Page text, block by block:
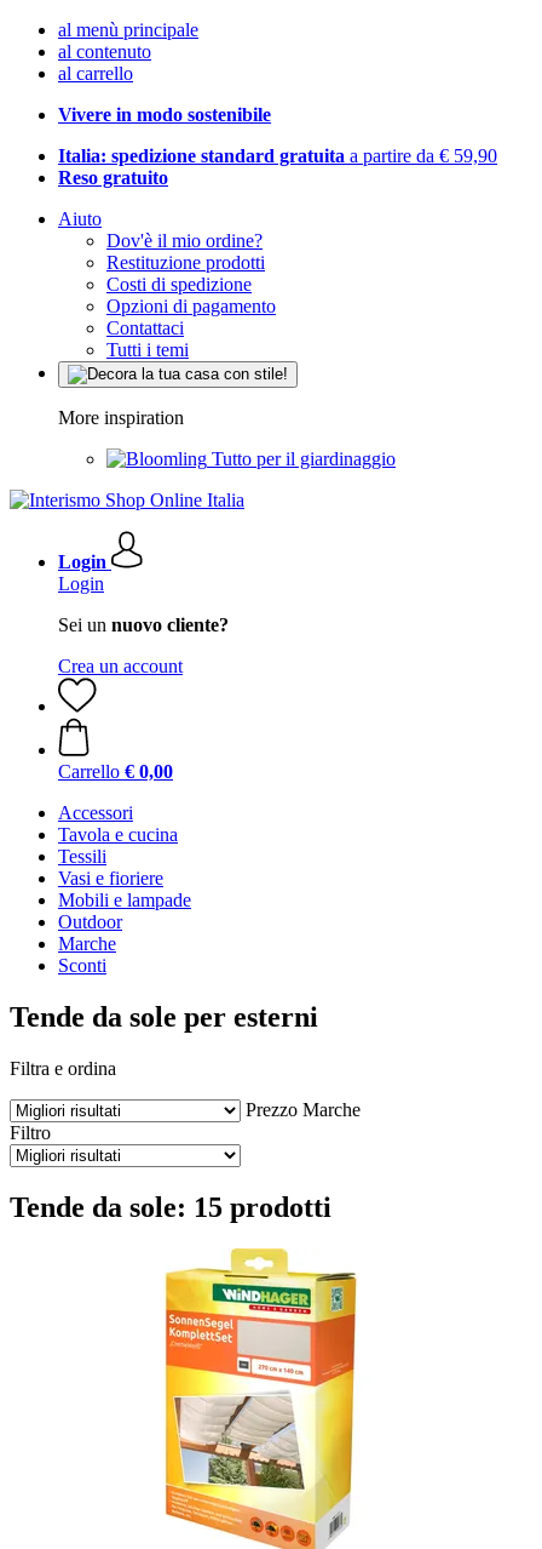
al menù principale
al contenuto
al carrello
Vivere in modo sostenibile
Italia: spedizione standard gratuita a partire da € 59,90
Reso gratuito
Aiuto
Dov'è il mio ordine?
Restituzione prodotti
Costi di spedizione
Opzioni di pagamento
Contattaci
Tutti i temi
More inspiration
Tutto per il giardinaggio
Login
Login
Sei un nuovo cliente?
Crea un account
Carrello € 0,00
Accessori
Tavola e cucina
Tessili
Vasi e fioriere
Mobili e lampade
Outdoor
Marche
Sconti
Tende da sole per esterni
Filtra e ordina
Prezzo Marche
Filtro
Tende da sole: 15 prodotti